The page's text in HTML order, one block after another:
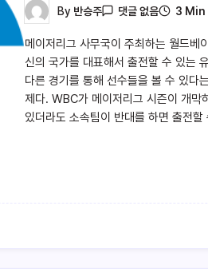
By 반승주 댓글 없음 3 Min
메이저리그 사무국이 주최하는 월드
신의 국가를 대표해서 출전할 수 있는
다른 경기를 통해 선수들을 볼 수 있다
제다. WBC가 메이저리그 시즌이 개막
있더라도 소속팀이 반대를 하면 출전